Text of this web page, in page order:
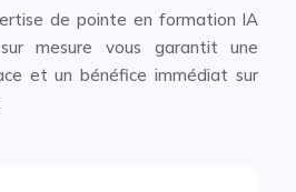
de pointe en formation IA
mesure vous garantit une
et un bénéfice immédiat sur